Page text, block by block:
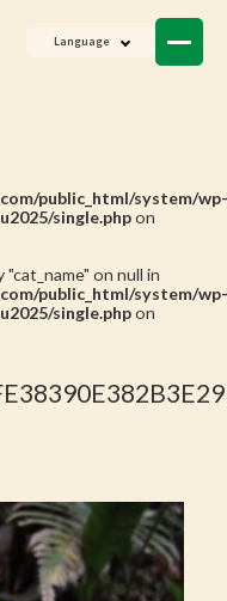
Language
public_html/system/wp-
single.phpon
on null in
public_html/system/wp-
single.phpon